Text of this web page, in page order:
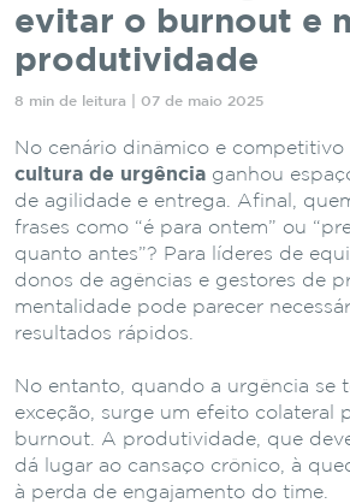
evitar o burnout e
produtividade
8 min de leitura | 07 de maio 2025
No cenário dinâmico e competitivo
cultura de urgência ganhou
de agilidade e entrega. Afinal,
frases como “é para ontem” ou
quanto antes”? Para líderes de
donos de agências e gestores de
mentalidade pode parecer
resultados rápidos.
No entanto, quando a urgência se
exceção, surge um efeito colateral
burnout. A produtividade, que
dá lugar ao cansaço crônico, à
à perda de engajamento do time.